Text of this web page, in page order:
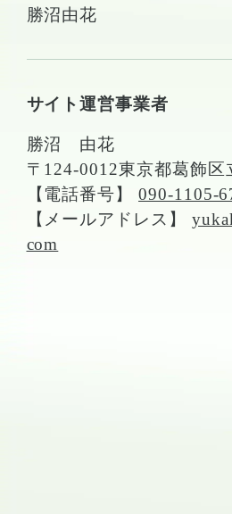
勝沼由花
サイト運営事業者
勝沼 由花
〒124-0012東京都葛飾区
【電話番号】090-1105-
【メールアドレス】
com